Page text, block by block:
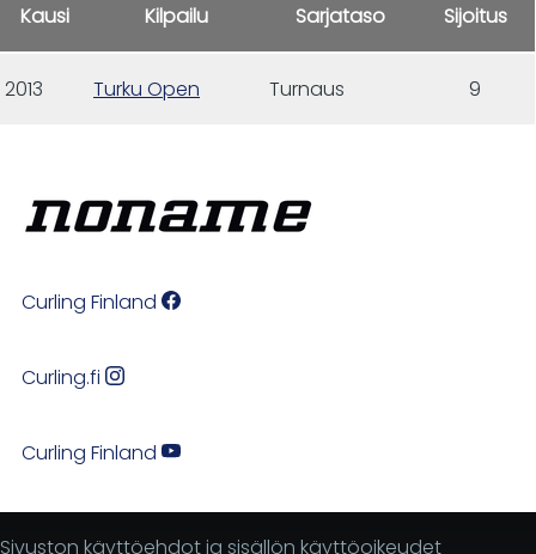
Kausi Kilpailu Sarjataso Sijoitus
2013 Turku Open Turnaus 9
Curling Finland
Curling.fi
Curling Finland
Sivuston käyttöehdot ja sisällön käyttöoikeudet